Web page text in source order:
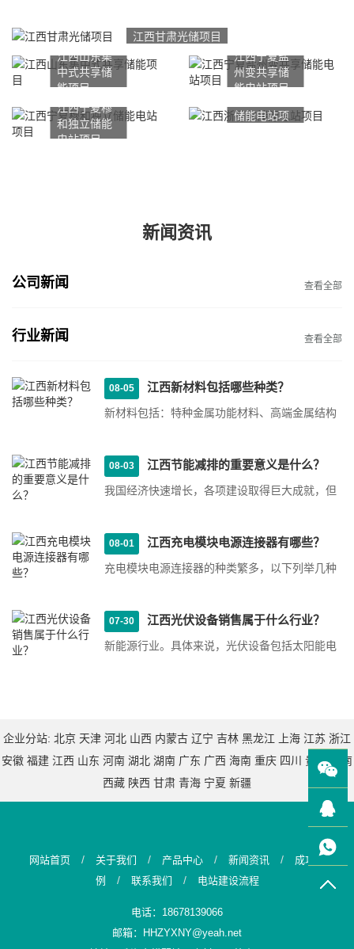
江西甘肃光储项目
江西山东集
中式共享储
能项目
江西宁夏盐
州变共享储
能电站项目
江西宁夏穆
和独立储能
电站项目
储能电站项
新闻资讯
公司新闻 查看全部
行业新闻 查看全部
08-05 江西新材料包括哪些种类？
新材料包括：特种金属功能材料、高端金属结构
08-03 江西节能减排的重要意义是什么？
我国经济快速增长，各项建设取得巨大成就，但
08-01 江西充电模块电源连接器有哪些？
充电模块电源连接器的种类繁多，以下列举几种
07-30 江西光伏设备销售属于什么行业？
新能源行业。具体来说，光伏设备包括太阳能电
企业分站: 北京 天津 河北 山西 内蒙古 辽宁 吉林 黑龙江 上海 江苏 浙江
安徽 福建 江西 山东 河南 湖北 湖南 广东 广西 海南 重庆 四川 贵州
云南
西藏 陕西 甘肃 青海 宁夏 新疆
网站首页/ 关于我们 / 产品中心/ 新闻资讯 /
成功案
例
/ 联系我们 / 电站建设流程
电话：18678139066
邮箱：HHZYXNY@yeah.net